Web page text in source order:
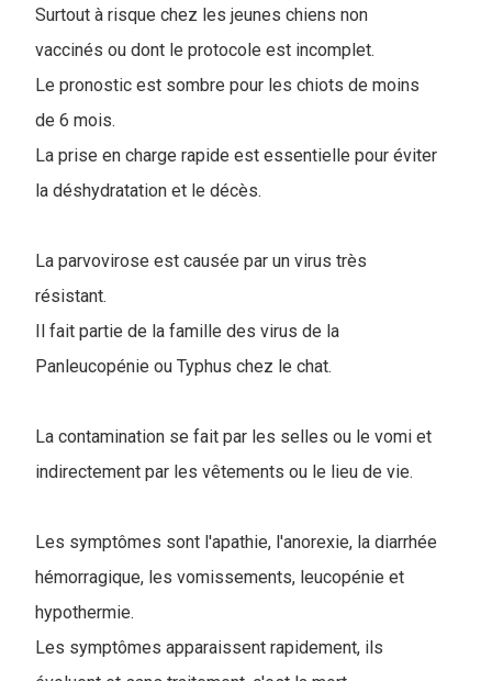
Surtout à risque chez les jeunes chiens non
vaccinés ou dont le protocole est incomplet.
Le pronostic est sombre pour les chiots de moins
de 6 mois.
La prise en charge rapide est essentielle pour éviter
la déshydratation et le décès.
La parvovirose est causée par un virus très
résistant.
Il fait partie de la famille des virus de la
Panleucopénie ou Typhus chez le chat.
La contamination se fait par les selles ou le vomi et
indirectement par les vêtements ou le lieu de vie.
Les symptômes sont l'apathie, l'anorexie, la diarrhée
hémorragique, les vomissements, leucopénie et
hypothermie.
Les symptômes apparaissent rapidement, ils